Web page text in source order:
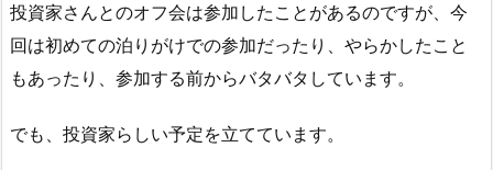
投資家さんとのオフ会は参加したことがあるのですが、今
回は初めての泊りがけでの参加だったり、やらかしたこと
もあったり、参加する前からバタバタしています。
でも、投資家らしい予定を立てています。